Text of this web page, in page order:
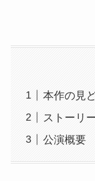
本作の見
ストーリ
公演概要